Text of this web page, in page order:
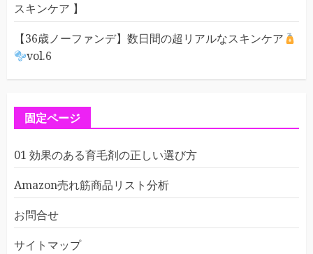
スキンケア 】
【36歳ノーファンデ】数日間の超リアルなスキンケア
vol.6
固定ページ
01 効果のある育毛剤の正しい選び方
Amazon売れ筋商品リスト分析
お問合せ
サイトマップ